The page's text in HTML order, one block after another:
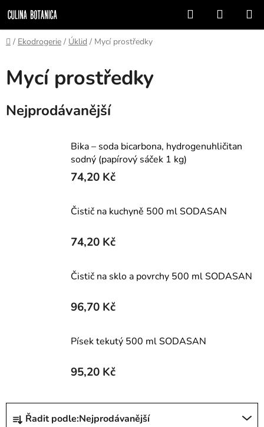
na
obsah
Hledat
KOŠÍK
Domů
/ Ekodrogerie / Úklid / Mycí prostředky
Mycí prostředky
Nejprodávanější
Bika – soda bicarbona, hydrogenuhličitan
sodný (papírový sáček 1 kg)
74,20 Kč
Čistič na kuchyně 500 ml SODASAN
74,20 Kč
Čistič na sklo a povrchy 500 ml SODASAN
96,70 Kč
Písek tekutý 500 ml SODASAN
95,20 Kč
Ř
Řadit podle:Nejprodávanější